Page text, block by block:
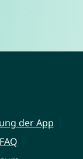
der App
FAQ